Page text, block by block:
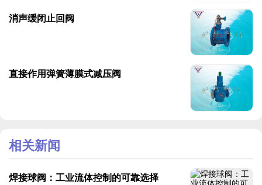
消声缓闭止回阀
直接作用弹簧薄膜式减压阀
相关新闻
焊接球阀：工业流体控制的可靠选择